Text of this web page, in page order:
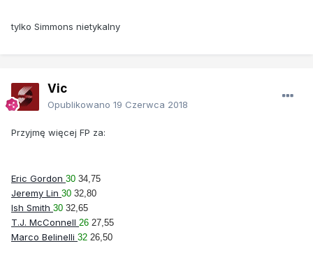
tylko Simmons nietykalny
Vic
Opublikowano 19 Czerwca 2018
Przyjmę więcej FP za:
Eric Gordon 30 34,75
Jeremy Lin 30 32,80
Ish Smith 30 32,65
T.J. McConnell 26 27,55
Marco Belinelli 32 26,50